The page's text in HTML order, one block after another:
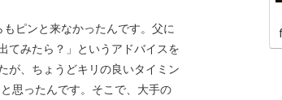
ピンと来なかったんです。父に
てみたら？」というアドバイスを
が、ちょうどキリの良いタイミン
思ったんです。そこで、大手の